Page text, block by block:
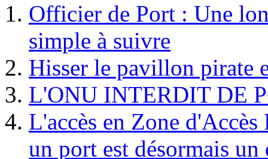
Officier de Port : Une
simple à suivre
Hisser le pavillon pirate
L'ONU INTERDIT DE
L'accès en Zone
un port est désormais un